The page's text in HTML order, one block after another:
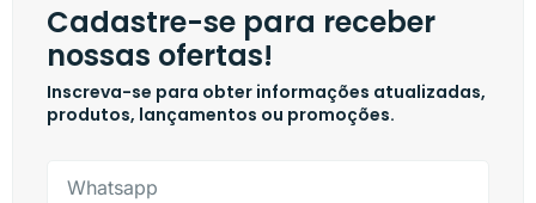
Cadastre-se para receber
nossas ofertas!
Inscreva-se para obter informações atualizadas,
produtos, lançamentos ou promoções.